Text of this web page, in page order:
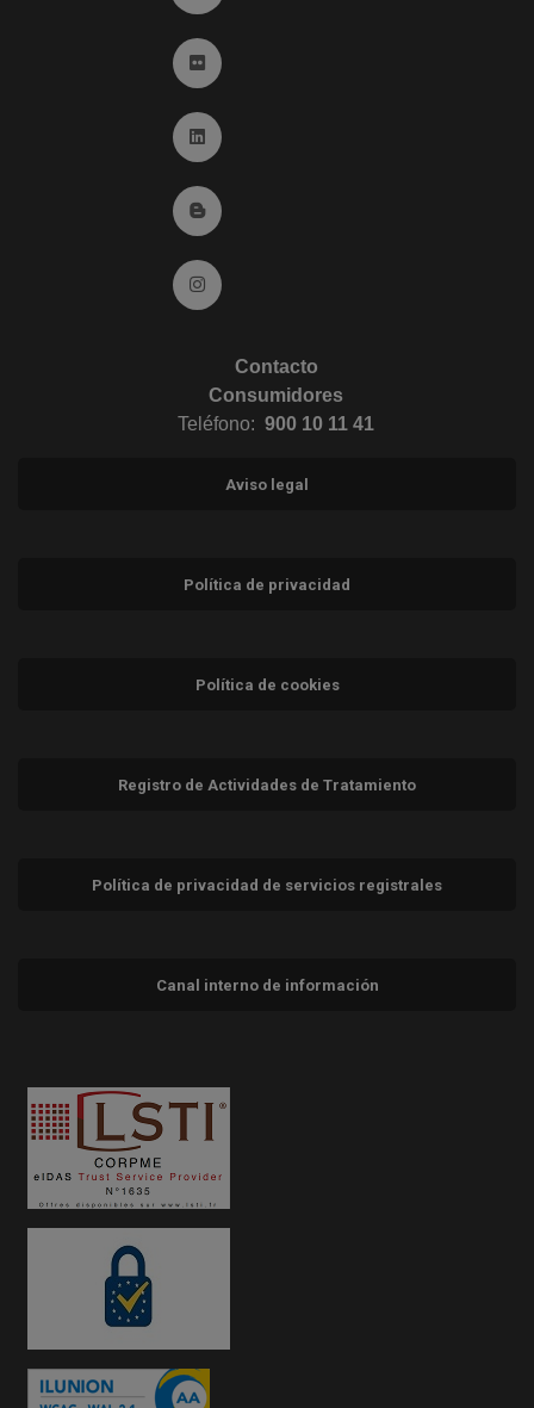
Ir a Flickr (abre en ventana nueva)
Ir a Linkedin (abre en ventana nueva)
Ir al Blog (abre en ventana nueva)
Ir a Instagram (abre en ventana nueva)
Contacto
Consumidores
Teléfono: 900 10 11 41
Aviso legal
Política de privacidad
Política de cookies
Registro de Actividades de Tratamiento
Política de privacidad de servicios registrales
Canal interno de información